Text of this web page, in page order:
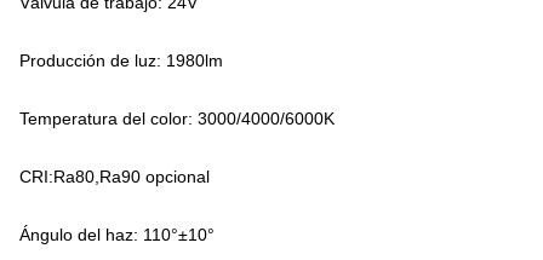
Producción de luz: 1980lm
Temperatura del color: 3000/4000/6000K
CRI:Ra80,Ra90 opcional
Ángulo del haz: 110°±10°